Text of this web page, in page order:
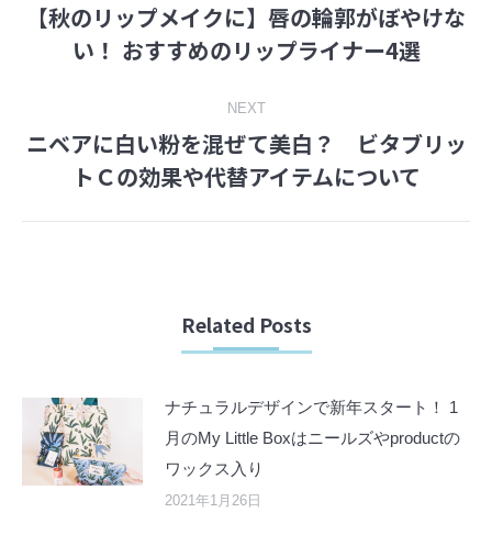
navigation
Previous
post:
【秋のリップメイクに】唇の輪郭がぼやけな
い！ おすすめのリップライナー4選
NEXT
Next
post:
ニベアに白い粉を混ぜて美白？ ビタブリッ
トＣの効果や代替アイテムについて
Related Posts
ナチュラルデザインで新年スタート！ 1
月のMy Little Boxはニールズやproductの
ワックス入り
2021年1月26日